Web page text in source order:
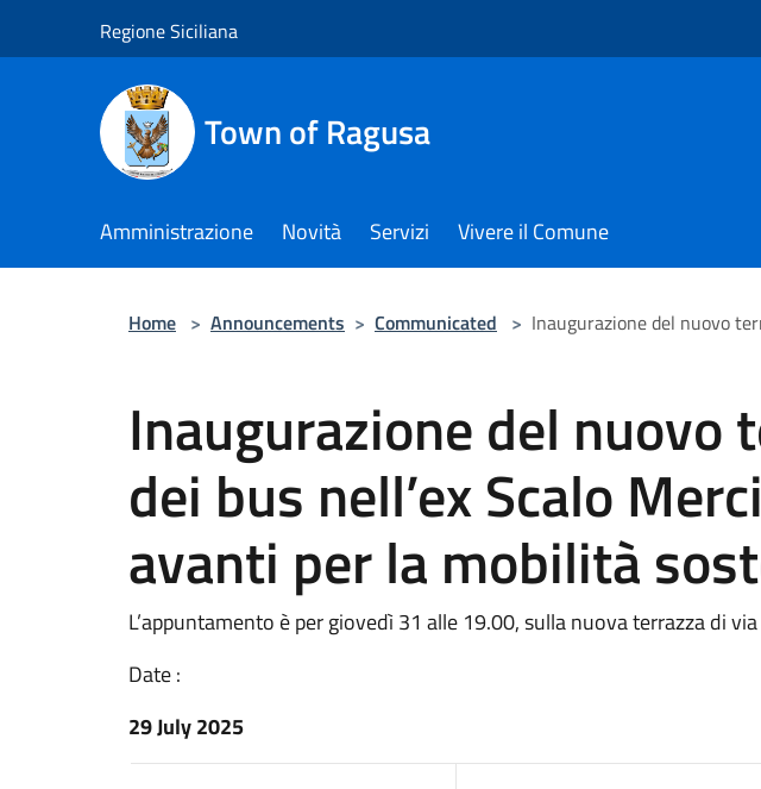
Regione Siciliana
Town of Ragusa
Amministrazione Novità Servizi Vivere il Comune
Home > Announcements > Communicated > Inaugurazione del nuovo
Inaugurazione del nuovo
dei bus nell’ex Scalo
avanti per la mobilità
L’appuntamento è per giovedì 31 alle 19.00, sulla nuova terrazza di
Date :
29 July 2025